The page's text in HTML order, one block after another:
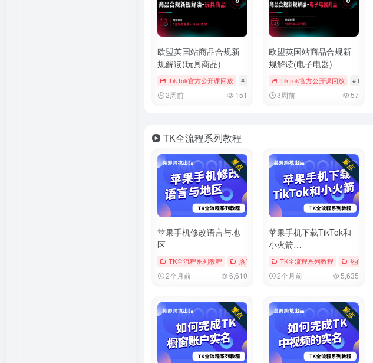
欧盟英国站商品合规新
规解读(玩具商品)
TikTok官方公开课回放 # tiktok # 官方公开课回放 # 玩具
2周前 151
欧盟英国站商品合规新
规解读(电子电器)
TikTok官方公开课回放 # tiktok
3周前 57
TK全流程系列教程
苹果手机修改语言与地
区
TK全流程系列教程 热门文章 # tiktok # 修改地区 # 修改时区
2个月前 6,610
苹果手机下载TikTok和
小火箭
（Shadowrocket）
TK全流程系列教程 热门文章
2个月前 5,635